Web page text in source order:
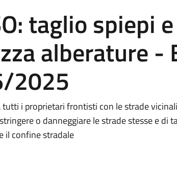
taglio spiepi
alberature -
2025
i proprietari frontisti con le strade
o danneggiare le strade stesse e di
il confine stradale